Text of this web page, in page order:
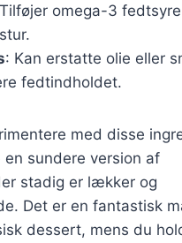
omega-3
: Kan erstatte olie eller
fedtindholdet.
med disse
en sundere version af
stadig er lækker og
Det er en fantastisk
dessert, mens du